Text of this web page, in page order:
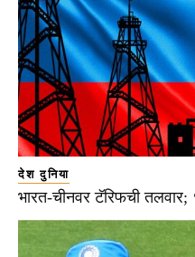
देश दुनिया
भारत-चीनवर टॅरिफची